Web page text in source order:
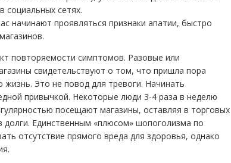
социальных сетях.
начинают проявляться признаки апатии, быстро
повторяемости симптомов. Разовые или
свидетельствуют о том, что пришла пора
Это не повод для тревоги. Начинать
привычкой. Некоторые люди 3-4 раза в неделю
посещают магазины, оставляя в торговых
Единственным «плюсом» шопоголизма по
отсутствие прямого вреда для здоровья, однако